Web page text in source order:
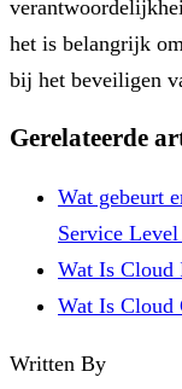
het is belangrijk
bij het beveiligen
Gerelateerde
Wat gebeurt
Service
Wat Is Cloud
Wat Is Cloud
Written By